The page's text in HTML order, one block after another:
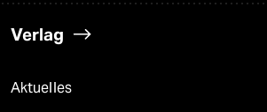
Verlag
Aktuelles